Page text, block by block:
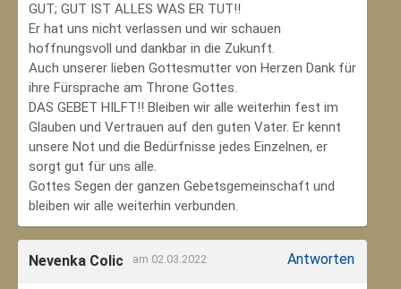
GUT; GUT IST ALLES WAS ER TUT!!
Er hat uns nicht verlassen und wir schauen
hoffnungsvoll und dankbar in die Zukunft.
Auch unserer lieben Gottesmutter von Herzen Dank für
ihre Fürsprache am Throne Gottes.
DAS GEBET HILFT!! Bleiben wir alle weiterhin fest im
Glauben und Vertrauen auf den guten Vater. Er kennt
unsere Not und die Bedürfnisse jedes Einzelnen, er
sorgt gut für uns alle.
Gottes Segen der ganzen Gebetsgemeinschaft und
bleiben wir alle weiterhin verbunden.
Nevenka Colic am 02.03.2022 Antworten